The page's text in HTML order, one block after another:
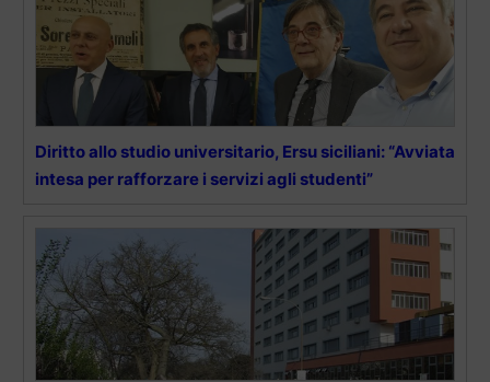
Diritto allo studio universitario, Ersu siciliani: “Avviata
intesa per rafforzare i servizi agli studenti”